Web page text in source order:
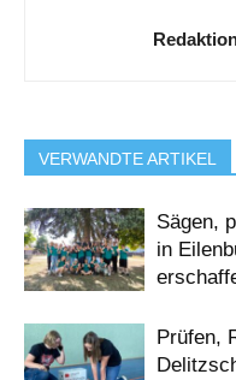
VERWANDTE ARTIKEL
Sägen,
in
Prüfen,